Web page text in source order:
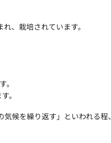
、栽培されています。
。
。
候を繰り返す」といわれる程、